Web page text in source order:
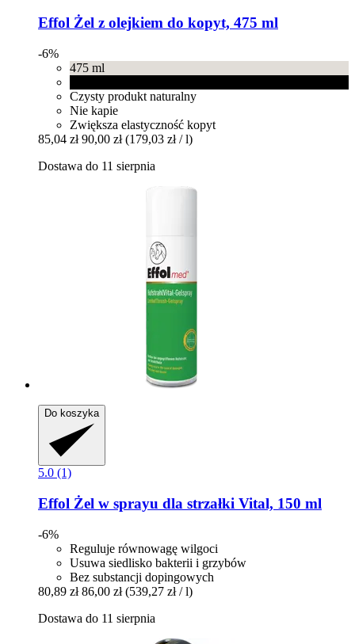
Effol Żel z olejkiem do kopyt, 475 ml
-6%
475 ml
Czysty produkt naturalny
Nie kapie
Zwiększa elastyczność kopyt
85,04 zł 90,00 zł (179,03 zł / l)
Dostawa do 11 sierpnia
Do koszyka
5.0 (1)
Effol Żel w sprayu dla strzałki Vital, 150 ml
-6%
Reguluje równowagę wilgoci
Usuwa siedlisko bakterii i grzybów
Bez substancji dopingowych
80,89 zł 86,00 zł (539,27 zł / l)
Dostawa do 11 sierpnia